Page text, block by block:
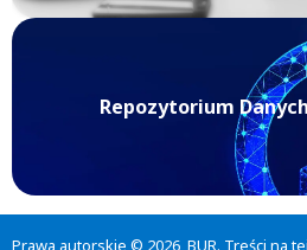
Repozytorium
Prawa autorskie © 2026, BUR. Treści na